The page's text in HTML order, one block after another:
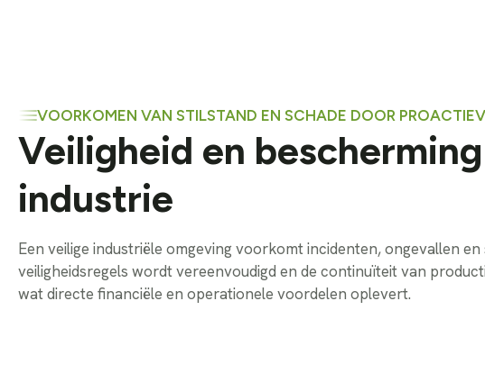
VOORKOMEN VAN STILSTAND EN SCHADE DOOR
Veiligheid en
industrie
Een veilige industriële omgeving voorkomt incidenten, ongevallen en
veiligheidsregels wordt vereenvoudigd en de continuïteit van
wat directe financiële en operationele voordelen oplevert.